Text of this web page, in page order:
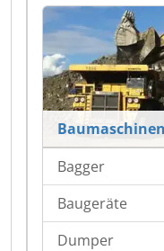
Baumaschinen
Bagger
Baugeräte
Dumper